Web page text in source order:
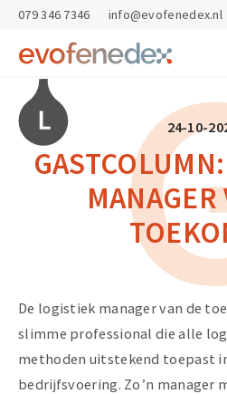
skipToContent
skipToFooter
Return
homepage
menu
079 346 7346 info@evofenedex.nl
24-10-
MANAGER
De logistiek manager van de
slimme professional die alle
methoden uitstekend toepast
bedrijfsvoering. Zo’n manager